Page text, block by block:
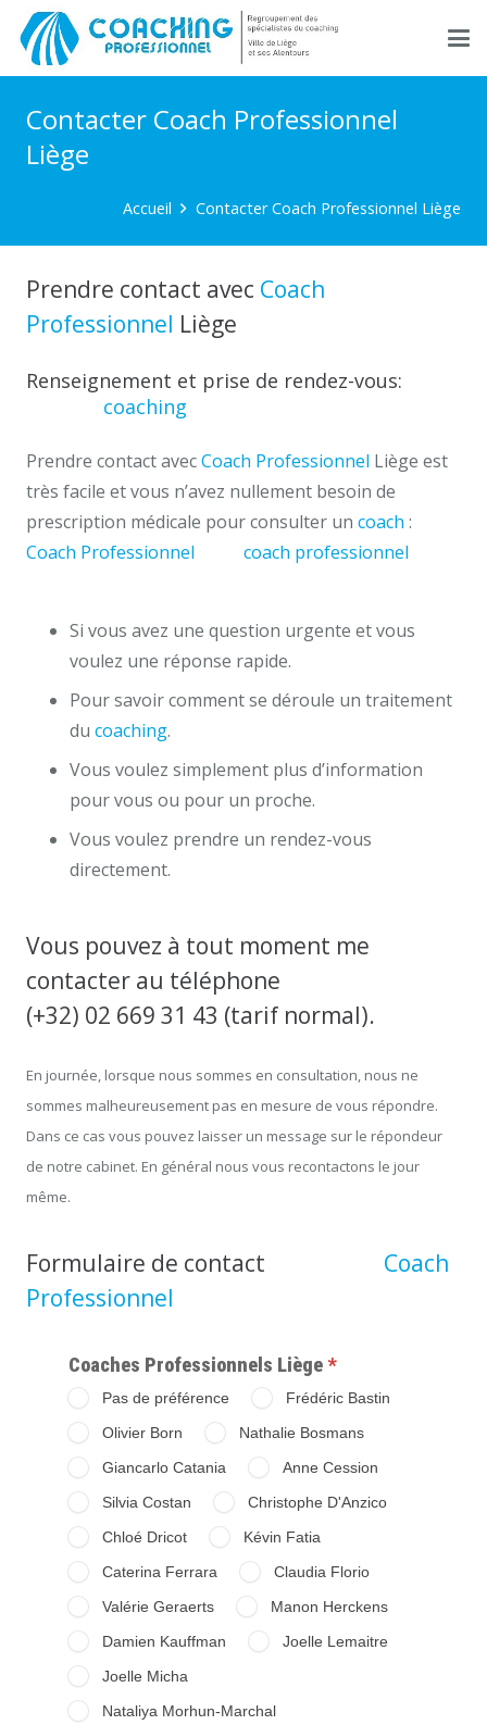
Contacter Coach Professionnel
Liège
Accueil Contacter Coach Professionnel Liège
Prendre contact avec Coach
Professionnel Liège
Renseignement et prise de rendez-vous:
coaching
Prendre contact avecCoach Professionnel Liège est
très facile et vous n’avez nullement besoin de
prescription médicale pour consulter un coach :
Coach Professionnel
coach professionnel
Si vous avez une question urgente et vous
voulez une réponse rapide.
Pour savoir comment se déroule un traitement
du coaching.
Vous voulez simplement plus d’information
pour vous ou pour un proche.
Vous voulez prendre un rendez-vous
directement.
Vous pouvez à tout moment me
contacter au téléphone
(+32) 02 669 31 43 (tarif normal).
En journée, lorsque nous sommes en consultation, nous ne
sommes malheureusement pas en mesure de vous répondre.
Dans ce cas vous pouvez laisser un message sur le répondeur
de notre cabinet. En général nous vous recontactons le jour
même.
Formulaire de contact
Coach
Professionnel